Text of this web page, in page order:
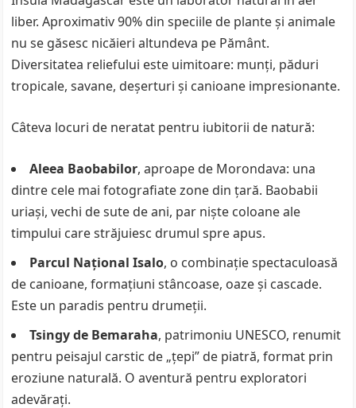
liber. Aproximativ 90% din speciile de plante și animale
nu se găsesc nicăieri altundeva pe Pământ.
Diversitatea reliefului este uimitoare: munți, păduri
tropicale, savane, deșerturi și canioane impresionante.
Câteva locuri de neratat pentru iubitorii de natură:
Aleea Baobabilor, aproape de Morondava: una
dintre cele mai fotografiate zone din țară. Baobabii
uriași, vechi de sute de ani, par niște coloane ale
timpului care străjuiesc drumul spre apus.
Parcul Național Isalo, o combinație spectaculoasă
de canioane, formațiuni stâncoase, oaze și cascade.
Este un paradis pentru drumeții.
Tsingy de Bemaraha, patrimoniu UNESCO, renumit
pentru peisajul carstic de „țepi” de piatră, format prin
eroziune naturală. O aventură pentru exploratori
adevărați.